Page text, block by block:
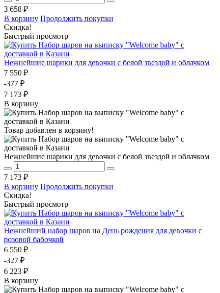
3 658 ₽
В корзину Продолжить покупки
Скидка!
Быстрый просмотр
Нежнейшие шарики для девочки с белой звездой и облачком
7 550 ₽
-377 ₽
7 173 ₽
В корзину
Товар добавлен в корзину!
Нежнейшие шарики для девочки с белой звездой и облачком
7 173 ₽
В корзину Продолжить покупки
Скидка!
Быстрый просмотр
Нежнейший набор шаров на День рождения для девочки с
розовой бабочкой
6 550 ₽
-327 ₽
6 223 ₽
В корзину